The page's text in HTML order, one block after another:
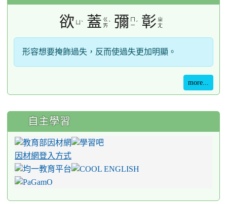
欲 ˋ 蓋 ㄍ
ㄞˋ 彌 ㄇ
ㄧ ˊ 彰 ㄓ
ㄤ
形容想要掩飾過失，反而使過失更加明顯。
more...
自主學習
因材網登入方式